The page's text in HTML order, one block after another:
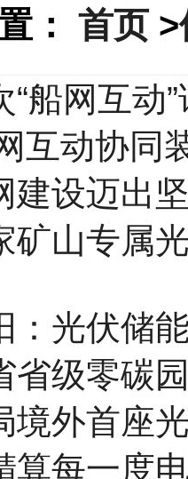
： 首页 >
“船网互动
互动协同
建设迈出
矿山专属
：光伏储
省级零碳
境外首座
算每一度